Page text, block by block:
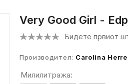
Very Good Girl - Edp
Бидете првиот
Производител: Carolina
Милилитража: